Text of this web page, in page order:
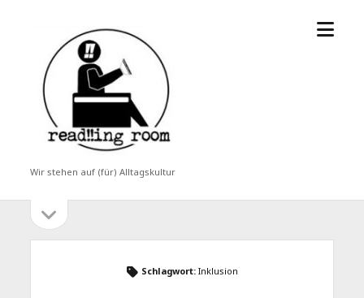
read!!ing
room
Wir stehen auf (für) Alltagskultur
Menü
Seitenleiste
öffnen
Schlagwort: Inklusion